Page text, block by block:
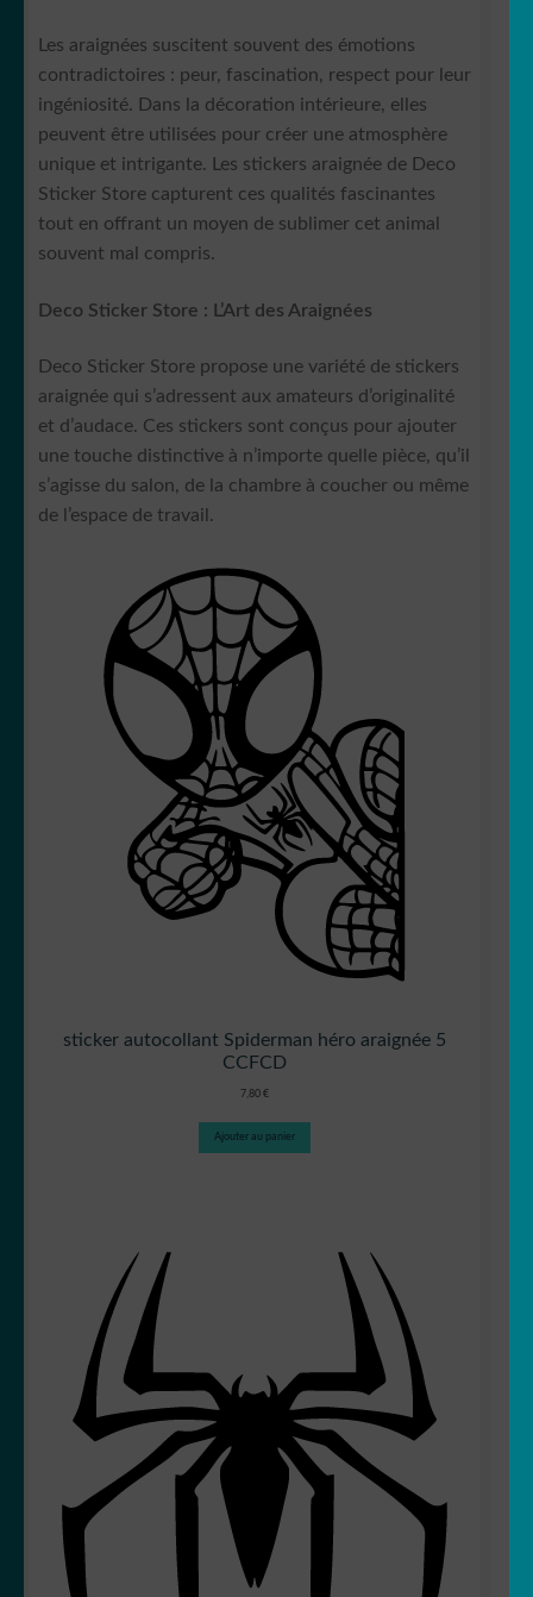
Les araignées suscitent souvent des émotions
contradictoires : peur, fascination, respect pour leur
ingéniosité. Dans la décoration intérieure, elles
peuvent être utilisées pour créer une atmosphère
unique et intrigante. Les stickers araignée de Deco
Sticker Store capturent ces qualités fascinantes
tout en offrant un moyen de sublimer cet animal
souvent mal compris.
Deco Sticker Store : L’Art des Araignées
Deco Sticker Store propose une variété de stickers
araignée qui s’adressent aux amateurs d’originalité
et d’audace. Ces stickers sont conçus pour ajouter
une touche distinctive à n’importe quelle pièce, qu’il
s’agisse du salon, de la chambre à coucher ou même
de l’espace de travail.
sticker autocollant Spiderman héro araignée 5
CCFCD
7,80 €
Ajouter au panier